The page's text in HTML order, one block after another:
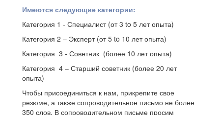
Имеются следующие категории:
Категория 1 - Специалист (от 3 to 5 лет опыта)
Категория 2 – Эксперт (от 5 to 10 лет опыта)
Категория 3 - Советник (более 10 лет опыта)
Категория 4 – Старший советник (более 20 лет
опыта)
Чтобы присоединиться к нам, прикрепите свое
резюме, а также сопроводительное письмо не более
350 слов. В сопроводительном письме просим